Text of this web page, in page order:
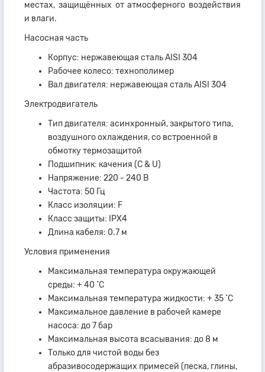
местах, защищённых от атмосферного воздействия
и влаги.
Насосная часть
Корпус: нержавеющая сталь AISI 304
Рабочее колесо: технополимер
Вал двигателя: нержавеющая сталь AISI 304
Электродвигатель
Тип двигателя: асинхронный, закрытого типа,
воздушного охлаждения, со встроенной в
обмотку термозащитой
Подшипник: качения (C & U)
Напряжение: 220 - 240 В
Частота: 50 Гц
Класс изоляции: F
Класс защиты: IPX4
Длина кабеля: 0.7 м
Условия применения
Максимальная температура окружающей
среды: + 40 ˚С
Максимальная температура жидкости: + 35 ˚С
Максимальное давление в рабочей камере
насоса: до 7 бар
Максимальная высота всасывания: до 8 м
Только для чистой воды без
абразивосодержащих примесей (песка, глины,